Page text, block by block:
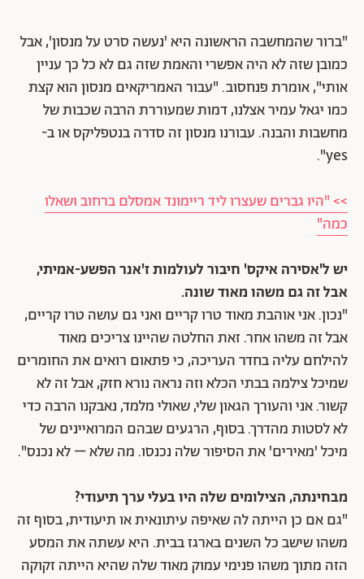
"ברור שהמחשבה הראשונה היא 'נעשה סרט על מנסון', אבל
כמובן שזה לא היה אפשרי והאמת שזה גם לא כל כך עניין
אותי", אומרת פנחסוב. "עבור האמריקאים מנסון הוא קצת
כמו יגאל עמיר אצלנו, דמות שמעוררת הרבה שכבות של
מחשבות והבנה. עבורנו מנסון זה סדרה בנטפליקס או ב-
yes".
>> "היו גברים שעצרו ליד ריימונד אמסלם ברחוב ושאלו
כמה"
יש ל'אסירה איקס' חיבור לעולמות ז'אנר הפשע-אמיתי,
אבל זה גם משהו מאוד שונה.
"נכון. אני אוהבת מאוד טרו קריים ואני גם עושה טרו קריים,
אבל זה משהו אחר. זאת החלטה שהיינו צריכים מאוד
להילחם עליה בחדר העריכה, כי פתאום רואים את החומרים
שמיכל צילמה בבתי הכלא וזה נראה נורא חזק, אבל זה לא
קשור. אני והעורך הגאון שלי, שאולי מלמד, נאבקנו הרבה כדי
לא לסטות מהדרך. בסוף, הרגעים שבהם המרואיינים של
מיכל 'מאירים' את הסיפור שלה נכנסו. מה שלא – לא נכנס".
מבחינתה, הצילומים שלה היו בעלי ערך תיעודי?
"גם אם כן הייתה לה שאיפה עיתונאית או תיעודית, בסוף זה
משהו שישב כל השנים בארגז בבית. היא עשתה את המסע
הזה מתוך משהו פנימי עמוק מאוד שלה שהיא הייתה זקוקה